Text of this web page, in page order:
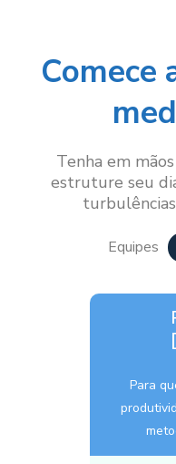
Comece
Tenha em
estruture seu
Equipes
Para